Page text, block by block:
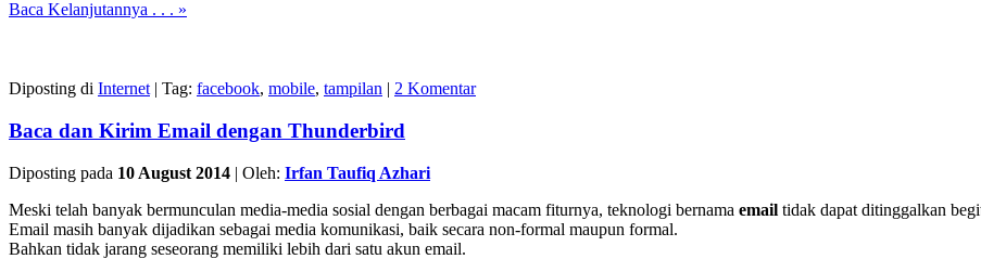
Baca Kelanjutannya . . . »
Diposting di Internet | Tag: facebook, mobile, tampilan | 2 Komentar
Baca dan Kirim Email dengan Thunderbird
Diposting pada 10 August 2014 | Oleh: Irfan Taufiq Azhari
Meski telah banyak bermunculan media-media sosial dengan berbagai macam fiturnya, teknologi bernama email tidak dapat ditinggalkan
Email masih banyak dijadikan sebagai media komunikasi, baik secara non-formal maupun formal.
Bahkan tidak jarang seseorang memiliki lebih dari satu akun email.